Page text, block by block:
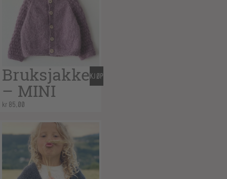
Bruksjakke
– MINI
kr 85,00
KJØP